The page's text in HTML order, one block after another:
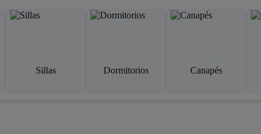
Sillas Dormitorios Canapés